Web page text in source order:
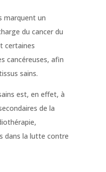
marquent un
du cancer du
certaines
cancéreuses, afin
sains.
est, en effet, à
de la
dans la lutte contre